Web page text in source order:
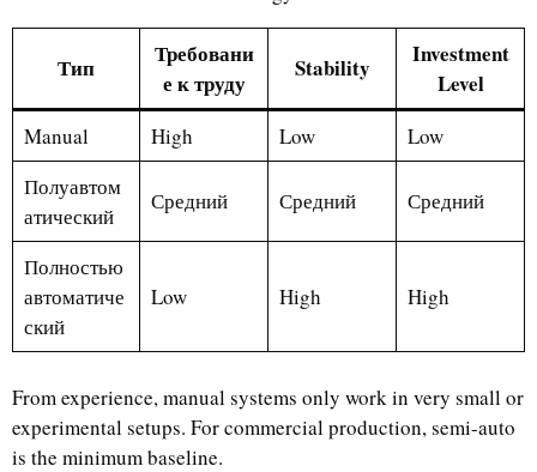
Тип
Требовани
е к труду
Stability
Investment
Level
Manual High Low
Low
Полуавтом
атический
Средний Средний Средний
Полностью
автоматиче
ский
Low High High
From experience, manual systems only work in very small or
experimental setups. For commercial production, semi-auto
is the minimum baseline.